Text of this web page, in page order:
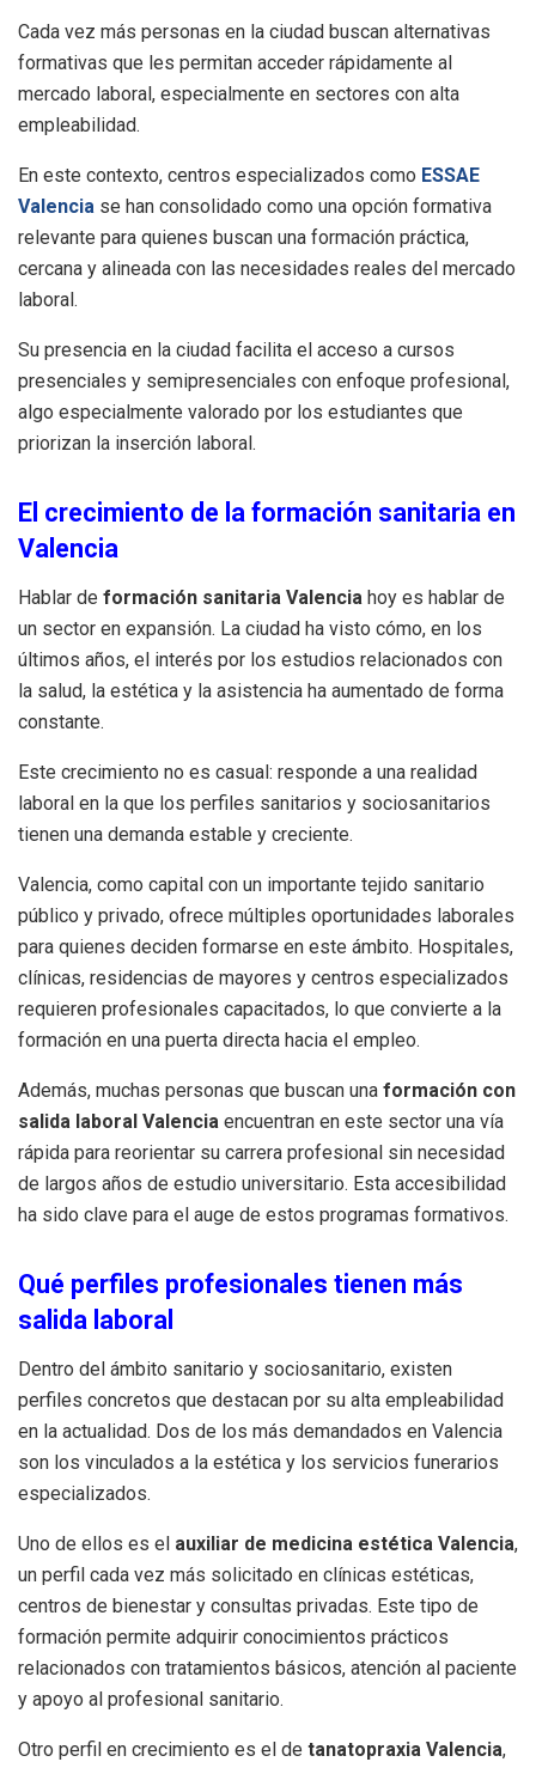
Cada vez más personas en la ciudad buscan alternativas
formativas que les permitan acceder rápidamente al
mercado laboral, especialmente en sectores con alta
empleabilidad.
En este contexto, centros especializados como ESSAE
Valencia se han consolidado como una opción formativa
relevante para quienes buscan una formación práctica,
cercana y alineada con las necesidades reales del mercado
laboral.
Su presencia en la ciudad facilita el acceso a cursos
presenciales y semipresenciales con enfoque profesional,
algo especialmente valorado por los estudiantes que
priorizan la inserción laboral.
El crecimiento de la formación sanitaria en
Valencia
Hablar de formación sanitaria Valencia hoy es hablar de
un sector en expansión. La ciudad ha visto cómo, en los
últimos años, el interés por los estudios relacionados con
la salud, la estética y la asistencia ha aumentado de forma
constante.
Este crecimiento no es casual: responde a una realidad
laboral en la que los perfiles sanitarios y sociosanitarios
tienen una demanda estable y creciente.
Valencia, como capital con un importante tejido sanitario
público y privado, ofrece múltiples oportunidades laborales
para quienes deciden formarse en este ámbito. Hospitales,
clínicas, residencias de mayores y centros especializados
requieren profesionales capacitados, lo que convierte a la
formación en una puerta directa hacia el empleo.
Además, muchas personas que buscan una formación con
salida laboral Valencia encuentran en este sector una vía
rápida para reorientar su carrera profesional sin necesidad
de largos años de estudio universitario. Esta accesibilidad
ha sido clave para el auge de estos programas formativos.
Qué perfiles profesionales tienen más
salida laboral
Dentro del ámbito sanitario y sociosanitario, existen
perfiles concretos que destacan por su alta empleabilidad
en la actualidad. Dos de los más demandados en Valencia
son los vinculados a la estética y los servicios funerarios
especializados.
Uno de ellos es el auxiliar de medicina estética Valencia,
un perfil cada vez más solicitado en clínicas estéticas,
centros de bienestar y consultas privadas. Este tipo de
formación permite adquirir conocimientos prácticos
relacionados con tratamientos básicos, atención al paciente
y apoyo al profesional sanitario.
Otro perfil en crecimiento es el de tanatopraxia Valencia,